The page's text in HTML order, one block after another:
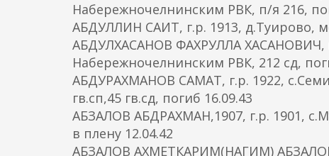
Набережночелнинским РВК, п/я 216,
АБДУЛЛИН САИТ, г.р. 1913, д.Туирово,
АБДУЛХАСАНОВ ФАХРУЛЛА ХАСАНОВИЧ,
Набережночелнинским РВК, 212 сд,
АБДУРАХМАНОВ САМАТ, г.р. 1922,
гв.сп,45 гв.сд, погиб 16.09.43
АБЗАЛОВ АБДРАХМАН,1907, г.р. 1901,
в плену 12.04.42
АБЗАЛОВ АХМЕТКАРИМ(НАГИМ)